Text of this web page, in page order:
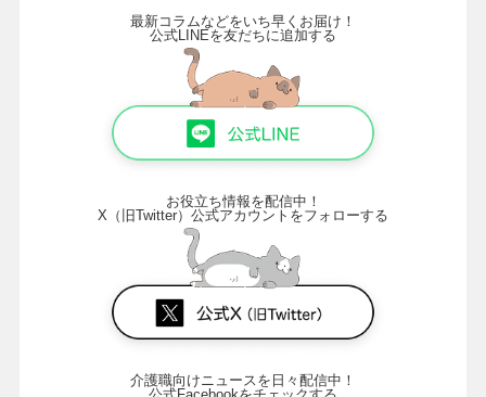
最新コラムなどをいち早くお届け！
公式LINEを友だちに追加する
お役立ち情報を配信中！
X（旧Twitter）公式アカウントをフォローする
介護職向けニュースを日々配信中！